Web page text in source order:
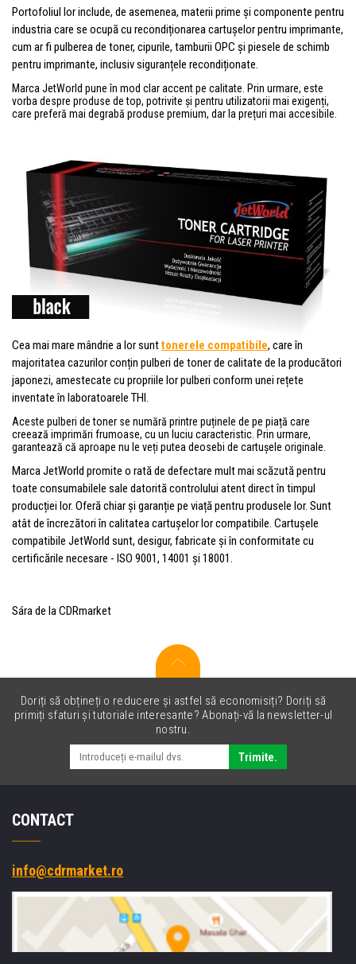
Portofoliul lor include, de asemenea, materii prime și componente pentru
industria care se ocupă cu recondiționarea cartușelor pentru imprimante,
cum ar fi pulberea de toner, cipurile, tamburii OPC și piesele de schimb
pentru imprimante, inclusiv siguranțele recondiționate.
Marca JetWorld pune în mod clar accent pe calitate. Prin urmare, este
vorba despre produse de top, potrivite și pentru utilizatorii mai exigenți,
care preferă mai degrabă produse premium, dar la prețuri mai accesibile.
Cea mai mare mândrie a lor sunttonerele compatibile, care în
majoritatea cazurilor conțin pulberi de toner de calitate de la producători
japonezi, amestecate cu propriile lor pulberi conform unei rețete
inventate în laboratoarele THI.
Aceste pulberi de toner se numără printre puținele de pe piață care
creează imprimări frumoase, cu un luciu caracteristic. Prin urmare,
garantează că aproape nu le veți putea deosebi de cartușele originale.
Marca JetWorld promite o rată de defectare mult mai scăzută pentru
toate consumabilele sale datorită controlului atent direct în timpul
producției lor. Oferă chiar și garanție pe viață pentru produsele lor. Sunt
atât de încrezători în calitatea cartușelor lor compatibile. Cartușele
compatibile JetWorld sunt, desigur, fabricate și în conformitate cu
certificările necesare - ISO 9001, 14001 și 18001.
Sára de la CDRmarket
Doriți să obțineți o reducere și astfel să economisiți? Doriți să
primiți sfaturi și tutoriale interesante? Abonați-vă la newsletter-ul
nostru.
Trimite.
CONTACT
info@cdrmarket.ro